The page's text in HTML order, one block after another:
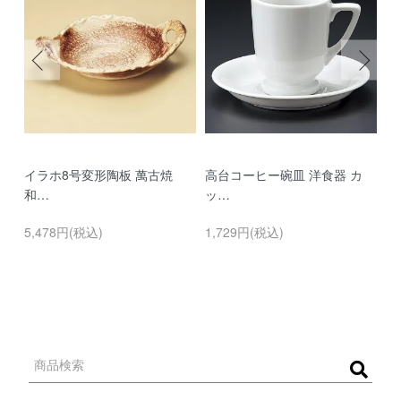
イラホ8号変形陶板 萬古焼
和…
5,478円(税込)
高台コーヒー碗皿 洋食器 カ
ッ…
1,729円(税込)